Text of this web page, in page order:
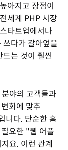
아지고 장점이
세계 PHP 시장
타트업에서나
다가 갈아엎을
는 것이 훨씬
야의 고객들과
화에 맞추
니다. 단순한 홈
요한 "웹 어플
요. 이런 관계